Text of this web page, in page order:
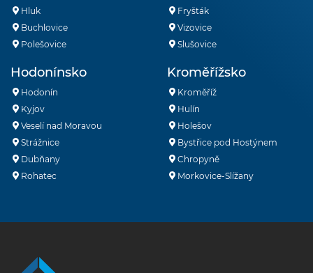
Hluk
Buchlovice
Polešovice
Fryšták
Vizovice
Slušovice
Hodonínsko
Hodonín
Kyjov
Veselí nad Moravou
Strážnice
Dubňany
Rohatec
Kroměřížsko
Kroměříž
Hulín
Holešov
Bystřice pod Hostýnem
Chropyně
Morkovice-Slížany